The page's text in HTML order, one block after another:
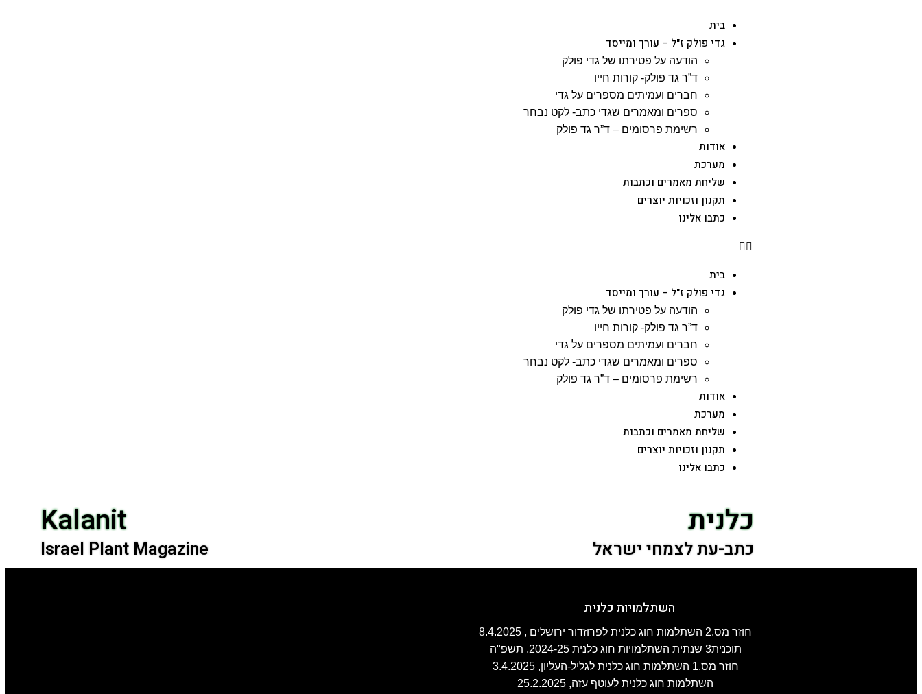
בית
גדי פולק ז"ל – עורך ומייסד
הודעה על פטירתו של גדי פולק
ד”ר גד פולק- קורות חייו
חברים ועמיתים מספרים על גדי
ספרים ומאמרים שגדי כתב- לקט נבחר
רשימת פרסומים – ד”ר גד פולק
אודות
מערכת
שליחת מאמרים וכתבות
תקנון וזכויות יוצרים
כתבו אלינו
בית
גדי פולק ז"ל – עורך ומייסד
הודעה על פטירתו של גדי פולק
ד”ר גד פולק- קורות חייו
חברים ועמיתים מספרים על גדי
ספרים ומאמרים שגדי כתב- לקט נבחר
רשימת פרסומים – ד”ר גד פולק
אודות
מערכת
שליחת מאמרים וכתבות
תקנון וזכויות יוצרים
כתבו אלינו
כלנית
כתב-עת לצמחי ישראל
Kalanit
Israel Plant Magazine
השתלמויות כלנית
חוזר מס.2 השתלמות חוג כלנית לפרוזדור ירושלים , 8.4.2025
תוכנית3 שנתית השתלמויות חוג כלנית 2024-25, תשפ"ה
חוזר מס.1 השתלמות חוג כלנית לגליל-העליון, 3.4.2025
השתלמות חוג כלנית לעוטף עזה, 25.2.2025